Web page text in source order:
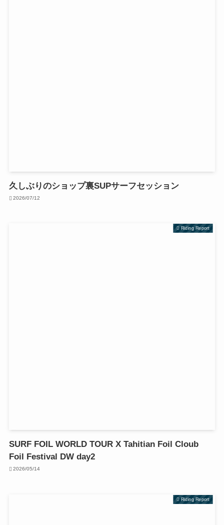
久しぶりのショップ裏SUPサーフセッション
2026/07/12
Riding Report
SURF FOIL WORLD TOUR X Tahitian Foil Cloub
Foil Festival DW day2
2026/05/14
Riding Report